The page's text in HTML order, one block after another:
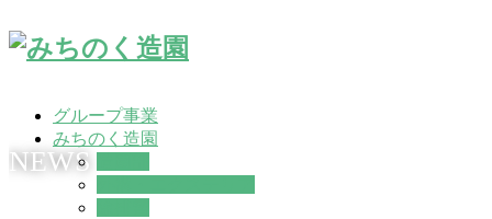
グループ事業
みちのく造園
NEWS